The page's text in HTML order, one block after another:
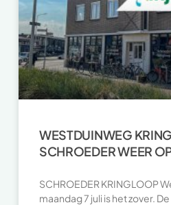
WESTDUINWEG
SCHROEDER WEER
SCHROEDER KRINGLOOP
maandag 7 juli is het zover.